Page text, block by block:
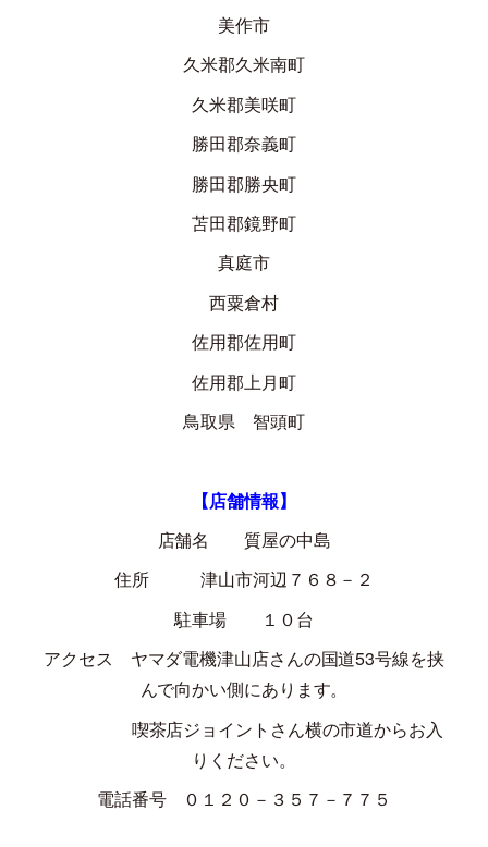
美作市
久米郡久米南町
久米郡美咲町
勝田郡奈義町
勝田郡勝央町
苫田郡鏡野町
真庭市
西粟倉村
佐用郡佐用町
佐用郡上月町
鳥取県 智頭町
【店舗情報】
店舗名 質屋の中島
住所 津山市河辺７６８－２
駐車場 １０台
アクセス ヤマダ電機津山店さんの国道53号線を挟
んで向かい側にあります。
喫茶店ジョイントさん横の市道からお入
りください。
電話番号 ０１２０－３５７－７７５